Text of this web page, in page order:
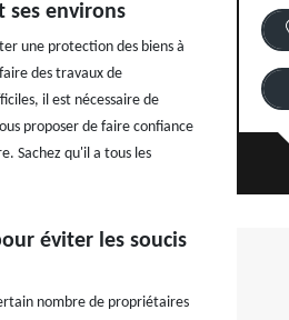
ses environs
une protection des biens à
des travaux de
il est nécessaire de
proposer de faire confiance
Sachez qu'il a tous les
éviter les soucis
nombre de propriétaires